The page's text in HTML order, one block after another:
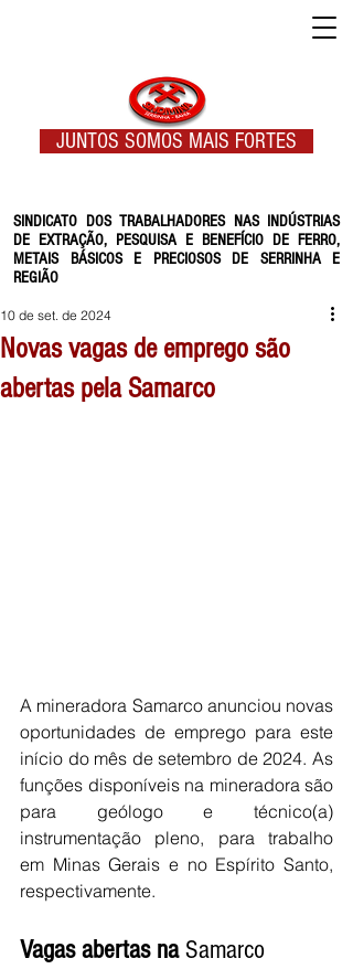
SINDICATO DOS TRABALHADORES NAS INDÚSTRIAS
DE EXTRAÇÃO, PESQUISA E BENEFÍCIO DE FERRO,
METAIS BÁSICOS E PRECIOSOS DE SERRINHA E
REGIÃO
JUNTOS SOMOS MAIS FORTES
Novas vagas de emprego são
abertas pela Samarco
10 de set. de 2024
A mineradora Samarco anunciou novas
oportunidades de emprego para este
início do mês de setembro de 2024. As
funções disponíveis na mineradora são
para geólogo e técnico(a)
instrumentação pleno, para trabalho
em Minas Gerais e no Espírito Santo,
respectivamente.
Vagas abertas na Samarco